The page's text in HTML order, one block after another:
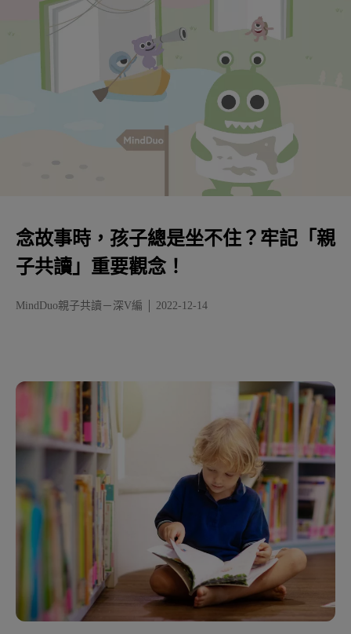
念故事時，孩子總是坐不住？牢記「親
子共讀」重要觀念！
MindDuo親子共讀－深V編 2022-12-14